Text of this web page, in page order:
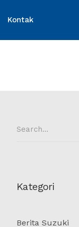
Kontak
for:
Kategori
Berita Suzuki